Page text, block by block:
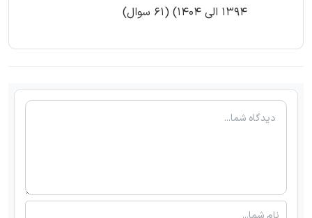
1394 الی 1404) (61 سوال)